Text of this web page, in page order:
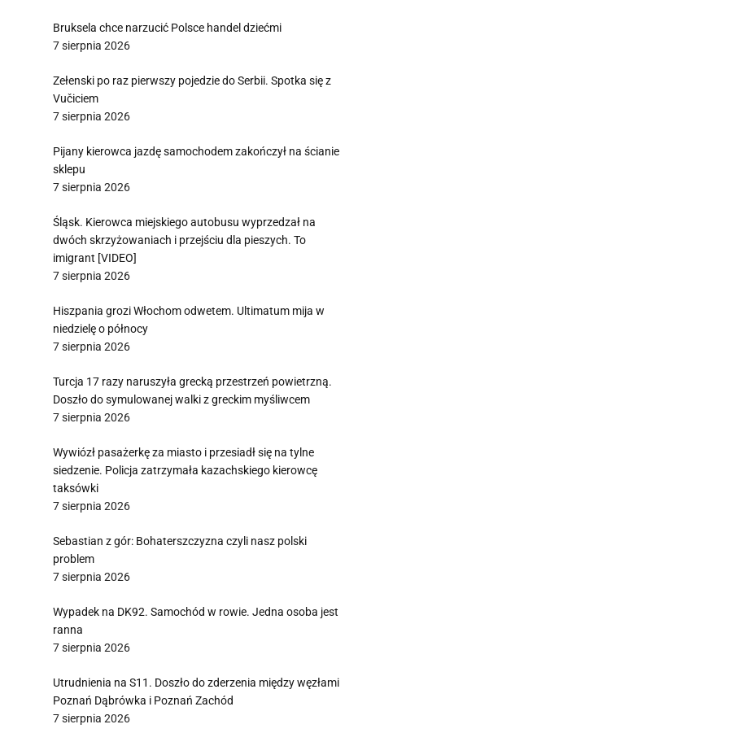
Bruksela chce narzucić Polsce handel dziećmi
7 sierpnia 2026
Zełenski po raz pierwszy pojedzie do Serbii. Spotka się z
Vučiciem
7 sierpnia 2026
Pijany kierowca jazdę samochodem zakończył na ścianie
sklepu
7 sierpnia 2026
Śląsk. Kierowca miejskiego autobusu wyprzedzał na
dwóch skrzyżowaniach i przejściu dla pieszych. To
imigrant [VIDEO]
7 sierpnia 2026
Hiszpania grozi Włochom odwetem. Ultimatum mija w
niedzielę o północy
7 sierpnia 2026
Turcja 17 razy naruszyła grecką przestrzeń powietrzną.
Doszło do symulowanej walki z greckim myśliwcem
7 sierpnia 2026
Wywiózł pasażerkę za miasto i przesiadł się na tylne
siedzenie. Policja zatrzymała kazachskiego kierowcę
taksówki
7 sierpnia 2026
Sebastian z gór: Bohaterszczyzna czyli nasz polski
problem
7 sierpnia 2026
Wypadek na DK92. Samochód w rowie. Jedna osoba jest
ranna
7 sierpnia 2026
Utrudnienia na S11. Doszło do zderzenia między węzłami
Poznań Dąbrówka i Poznań Zachód
7 sierpnia 2026